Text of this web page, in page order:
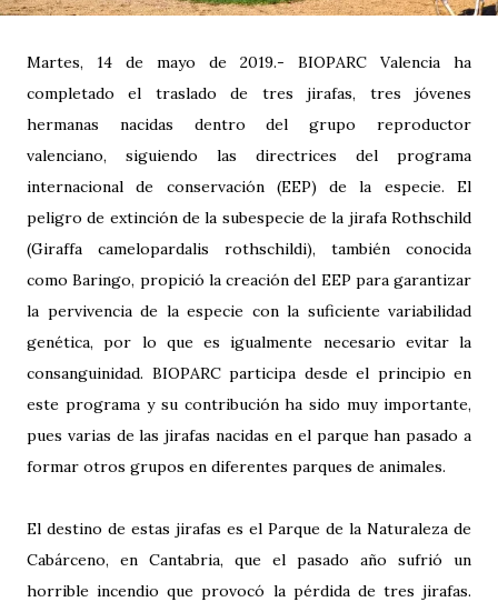
Martes, 14 de mayo de 2019.- BIOPARC Valencia ha
completado el traslado de tres jirafas, tres jóvenes
hermanas nacidas dentro del grupo reproductor
valenciano, siguiendo las directrices del programa
internacional de conservación (EEP) de la especie. El
peligro de extinción de la subespecie de la jirafa Rothschild
(Giraffa camelopardalis rothschildi), también conocida
como Baringo, propició la creación del EEP para garantizar
la pervivencia de la especie con la suficiente variabilidad
genética, por lo que es igualmente necesario evitar la
consanguinidad. BIOPARC participa desde el principio en
este programa y su contribución ha sido muy importante,
pues varias de las jirafas nacidas en el parque han pasado a
formar otros grupos en diferentes parques de animales.
El destino de estas jirafas es el Parque de la Naturaleza de
Cabárceno, en Cantabria, que el pasado año sufrió un
horrible incendio que provocó la pérdida de tres jirafas.